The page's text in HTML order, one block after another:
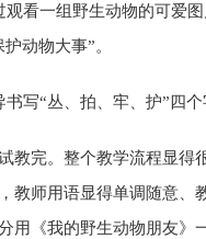
观看一组野生动物的可爱
动物大事”。
书写“丛、拍、牢、护”四个
教完。整个教学流程显得
教师用语显得单调随意、
用《我的野生动物朋友》